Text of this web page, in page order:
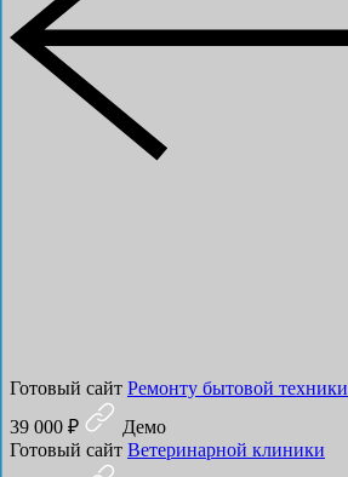
Готовый сайт Ремонту бытовой техники
39 000 ₽
Демо
Готовый сайт Ветеринарной клиники